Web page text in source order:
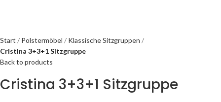
Start Polstermöbel
Klassische Sitzgruppen
Cristina 3+3+1 Sitzgruppe
Back to products
Cristina 3+3+1 Sitzgruppe